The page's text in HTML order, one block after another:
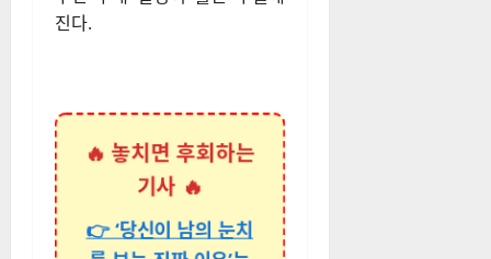
진다.
🔥 놓치면 후회하는
기사 🔥
👉 ‘당신이 남의 눈치
를 보는 진짜 이유’는